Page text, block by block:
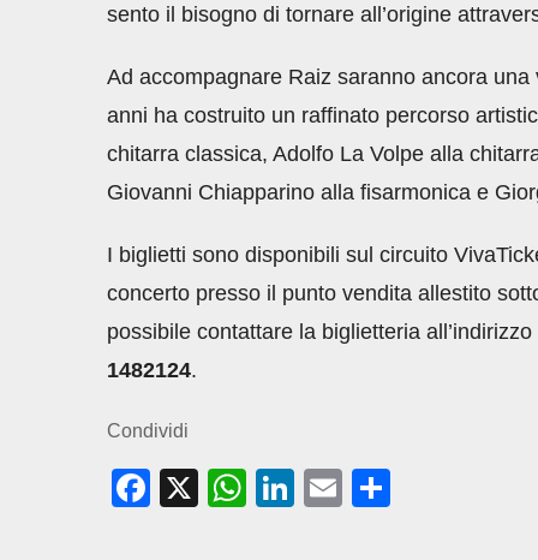
sento il bisogno di tornare all’origine
Ad accompagnare Raiz saranno ancora una
anni ha costruito un raffinato percorso
chitarra classica, Adolfo La Volpe alla
Giovanni Chiapparino alla fisarmonica e
I biglietti sono disponibili sul circuito
concerto presso il punto vendita allestito
possibile contattare la biglietteria all’indirizzo
1482124.
Condividi
F
X
W
Li
E